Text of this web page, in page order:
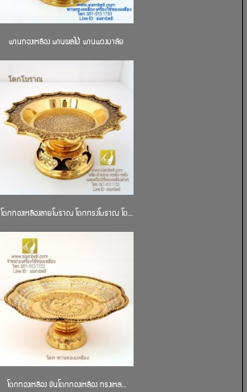
พานทองเหลือง พานผลไม้ พานพวงมาลัย
โตกทองเหลืองลายโบราณ โตกทรงโบราณ โต...
โตกทองเหลือง ขันโตกทองเหลือง ทรงเหล...